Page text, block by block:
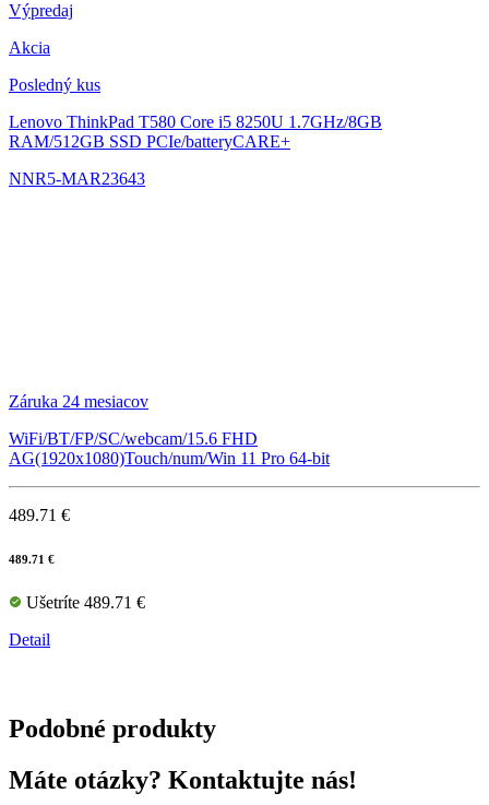
Výpredaj
Akcia
Posledný kus
Lenovo ThinkPad T580 Core i5 8250U 1.7GHz/8GB
RAM/512GB SSD PCIe/batteryCARE+
NNR5-MAR23643
Záruka 24 mesiacov
WiFi/BT/FP/SC/webcam/15.6 FHD
AG(1920x1080)Touch/num/Win 11 Pro 64-bit
489.71 €
489.71 €
Ušetríte 489.71 €
Detail
Podobné produkty
Máte otázky? Kontaktujte nás!